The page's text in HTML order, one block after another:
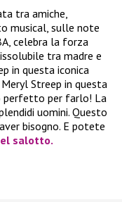
tra amiche,
musical, sulle note
celebra la forza
tra madre e
in questa iconica
Streep in questa
perfetto per farlo! La
uomini. Questo
bisogno. E potete
salotto.